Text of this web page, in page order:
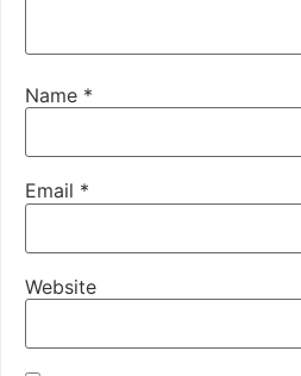
Name *
Email *
Website